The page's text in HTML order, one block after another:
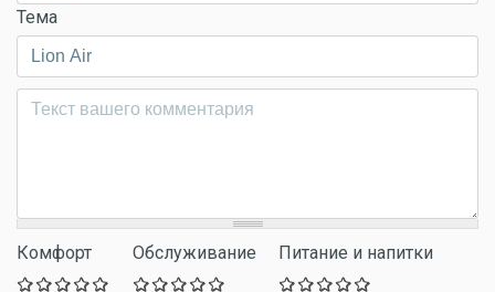
Тема
Комментарий*
Комфорт Обслуживание Питание и напитки